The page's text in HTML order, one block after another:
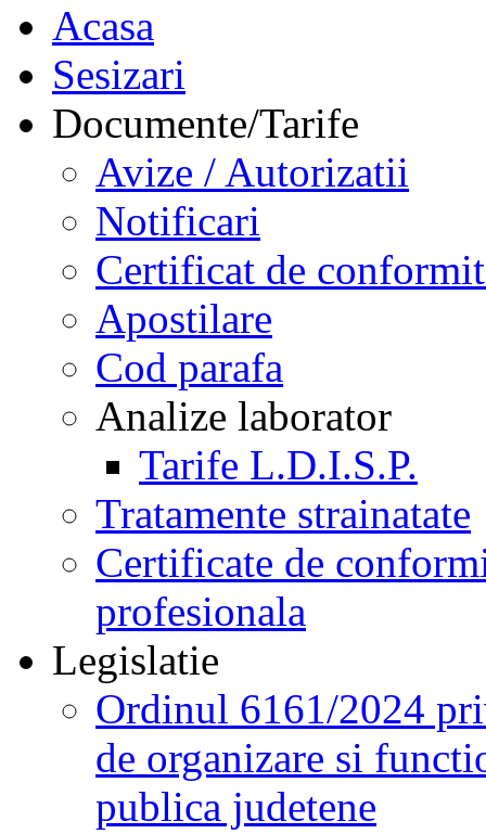
Acasa
Sesizari
Documente/Tarife
Avize / Autorizatii
Notificari
Certificat de
Apostilare
Cod parafa
Analize laborator
Tarife L.D.I.S.P.
Tratamente strainatate
Certificate de
profesionala
Legislatie
Ordinul 6161/2024
de organizare si
publica judetene